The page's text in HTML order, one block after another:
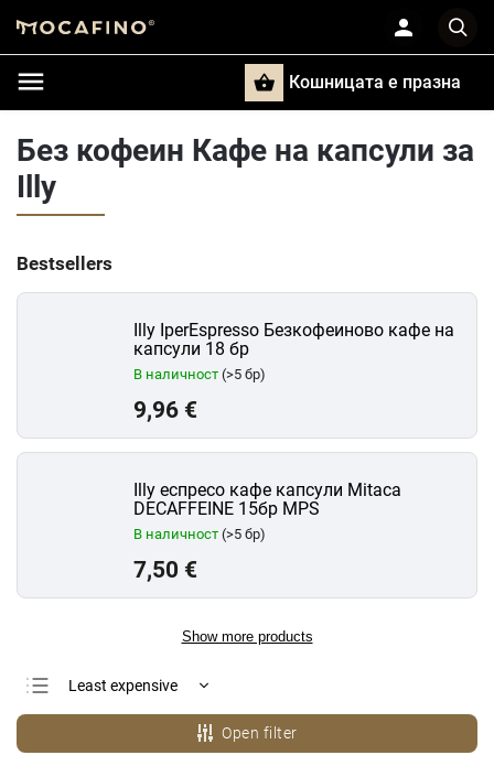
Кошницата e празна
Без кофеин Кафе на капсули за
Illy
Bestsellers
Illy IperEspresso Безкофеиново кафе на
капсули 18 бр
В наличност (>5 бр)
9,96 €
Illy еспресо кафе капсули Mitaca
DECAFFEINE 15бр MPS
В наличност (>5 бр)
7,50 €
Show more products
Least expensive
Bestsellers
Open filter